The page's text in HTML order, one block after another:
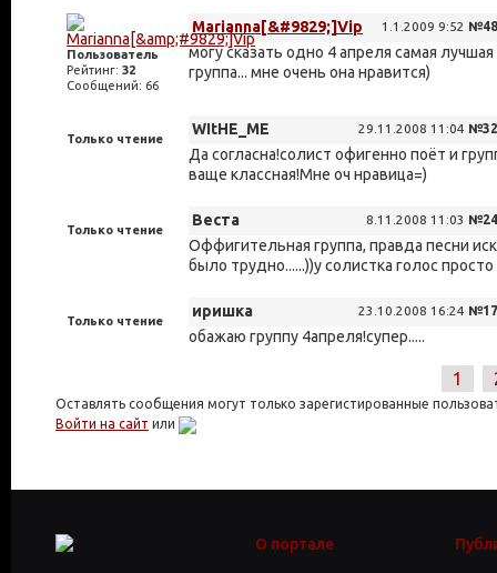
Пользователь
Рейтинг: 32
Сообщений: 66
Marianna[&#9829;]Vip 1.1.2009 9:52
могу сказать одно 4 апреля самая лучшая
группа... мне очень она нравится)
Только чтение
WItHE_ME 29.11.2008 11:04
Да согласна!солист офигенно поёт и
ваще классная!Мне оч нравица=)
Только чтение
Веста 8.11.2008 11:03
Оффигительная группа, правда песни
было трудно......))у солистка голос просто
Только чтение
иришка 23.10.2008 16:24
обажаю группу 4апреля!супер.....
1
Оставлять сообщения могут только зарегистированные
Войти на сайт или
О портале